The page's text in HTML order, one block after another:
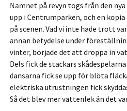
Namnet på revyn togs från den
upp i Centrumparken, och en
på scenen. Vad vi inte hade trott
annan betydelse under
vinter, började det att droppa in
Dels fick de stackars
dansarna fick se upp för blöta
elektriska utrustningen fick
Så det blev mer vattenlek än det